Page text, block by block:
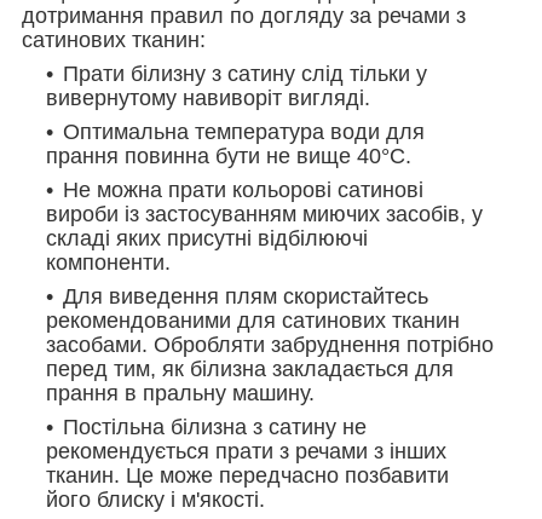
дотримання правил по догляду за речами з
сатинових тканин:
Прати білизну з сатину слід тільки у
вивернутому навиворіт вигляді.
Оптимальна температура води для
прання повинна бути не вище 40°С.
Не можна прати кольорові сатинові
вироби із застосуванням миючих засобів, у
складі яких присутні відбілюючі
компоненти.
Для виведення плям скористайтесь
рекомендованими для сатинових тканин
засобами. Обробляти забруднення потрібно
перед тим, як білизна закладається для
прання в пральну машину.
Постільна білизна з сатину не
рекомендується прати з речами з інших
тканин. Це може передчасно позбавити
його блиску і м'якості.